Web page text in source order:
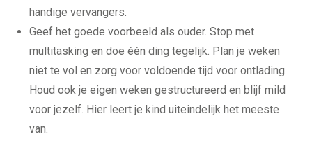
Wiskunde
Mbo/hbo
Rekenen
Nederlands
Engels
Taaltoets | Pabo
Rekenen- en
handige vervangers.
Geef het goede voorbeeld als ouder. Stop met
multitasking en doe één ding tegelijk. Plan je weken
niet te vol en zorg voor voldoende tijd voor ontlading.
Houd ook je eigen weken gestructureerd en blijf mild
voor jezelf. Hier leert je kind uiteindelijk het meeste
van.